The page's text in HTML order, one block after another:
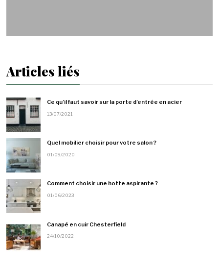
Articles liés
Ce qu’il faut savoir sur la porte d’entrée en acier
13/07/2021
Quel mobilier choisir pour votre salon ?
01/09/2020
Comment choisir une hotte aspirante ?
01/06/2023
Canapé en cuir Chesterfield
24/10/2022